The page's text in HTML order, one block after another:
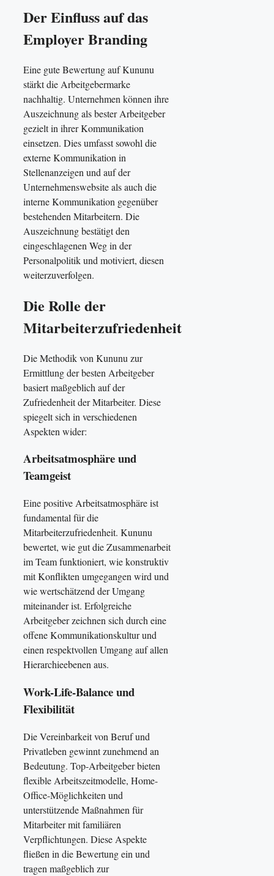
Der Einfluss auf das
Employer Branding
Eine gute Bewertung auf Kununu
stärkt die Arbeitgebermarke
nachhaltig. Unternehmen können ihre
Auszeichnung als bester Arbeitgeber
gezielt in ihrer Kommunikation
einsetzen. Dies umfasst sowohl die
externe Kommunikation in
Stellenanzeigen und auf der
Unternehmenswebsite als auch die
interne Kommunikation gegenüber
bestehenden Mitarbeitern. Die
Auszeichnung bestätigt den
eingeschlagenen Weg in der
Personalpolitik und motiviert, diesen
weiterzuverfolgen.
Die Rolle der
Mitarbeiterzufriedenheit
Die Methodik von Kununu zur
Ermittlung der besten Arbeitgeber
basiert maßgeblich auf der
Zufriedenheit der Mitarbeiter. Diese
spiegelt sich in verschiedenen
Aspekten wider:
Arbeitsatmosphäre und
Teamgeist
Eine positive Arbeitsatmosphäre ist
fundamental für die
Mitarbeiterzufriedenheit. Kununu
bewertet, wie gut die Zusammenarbeit
im Team funktioniert, wie konstruktiv
mit Konflikten umgegangen wird und
wie wertschätzend der Umgang
miteinander ist. Erfolgreiche
Arbeitgeber zeichnen sich durch eine
offene Kommunikationskultur und
einen respektvollen Umgang auf allen
Hierarchieebenen aus.
Work-Life-Balance und
Flexibilität
Die Vereinbarkeit von Beruf und
Privatleben gewinnt zunehmend an
Bedeutung. Top-Arbeitgeber bieten
flexible Arbeitszeitmodelle, Home-
Office-Möglichkeiten und
unterstützende Maßnahmen für
Mitarbeiter mit familiären
Verpflichtungen. Diese Aspekte
fließen in die Bewertung ein und
tragen maßgeblich zur